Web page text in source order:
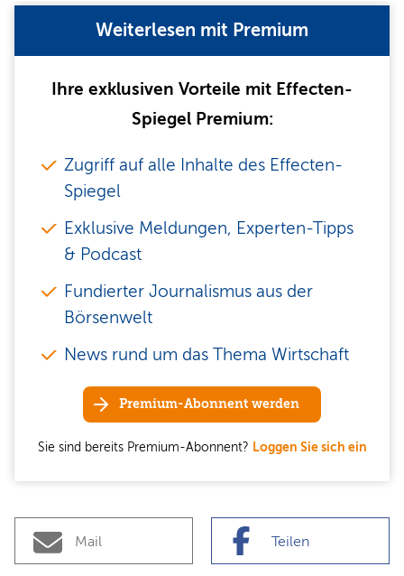
Weiterlesen mit Premium
Ihre exklusiven Vorteile mit Effecten-
Spiegel Premium:
Zugriff auf alle Inhalte des Effecten-
Spiegel
Exklusive Meldungen, Experten-Tipps
& Podcast
Fundierter Journalismus aus der
Börsenwelt
News rund um das Thema Wirtschaft
Premium-Abonnent werden
Sie sind bereits Premium-Abonnent? Loggen Sie sich ein
Mail Teilen